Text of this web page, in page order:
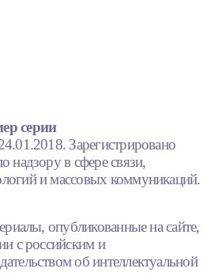
серии
Зарегистрировано
надзору в сфере связи,
и массовых коммуникаций.
опубликованные на сайте,
с российским и
об интеллектуальной